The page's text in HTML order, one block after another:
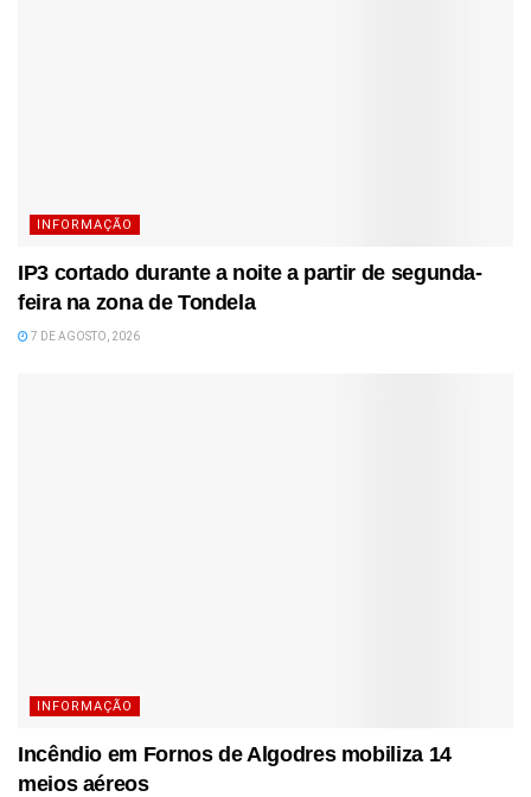
INFORMAÇÃO
IP3 cortado durante a noite a partir de segunda-
feira na zona de Tondela
7 DE AGOSTO, 2026
INFORMAÇÃO
Incêndio em Fornos de Algodres mobiliza 14
meios aéreos